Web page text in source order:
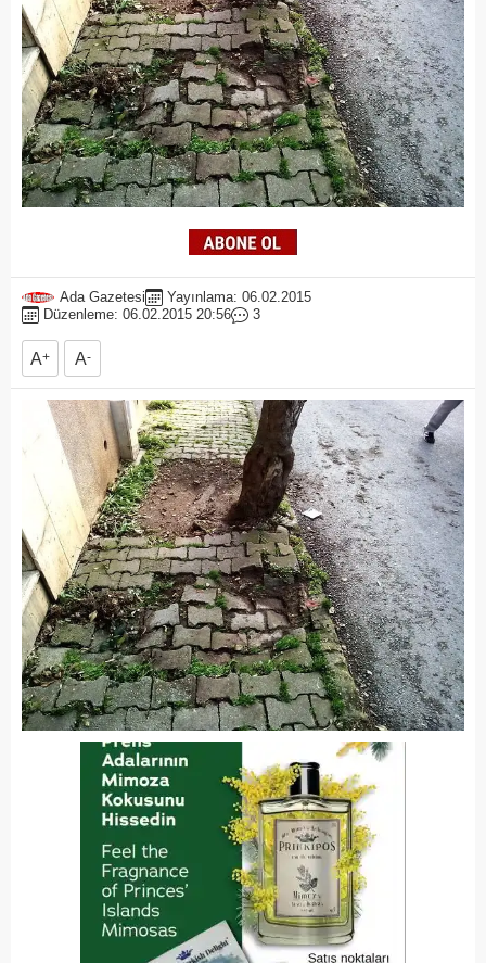
Ada Gazetesi
Yayınlama: 06.02.2015
Düzenleme: 06.02.2015 20:56
3
A+ A-